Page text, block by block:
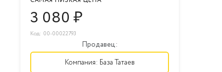
3 080₽
Код: 00-00022793
Продавец:
Компания: База Татаев